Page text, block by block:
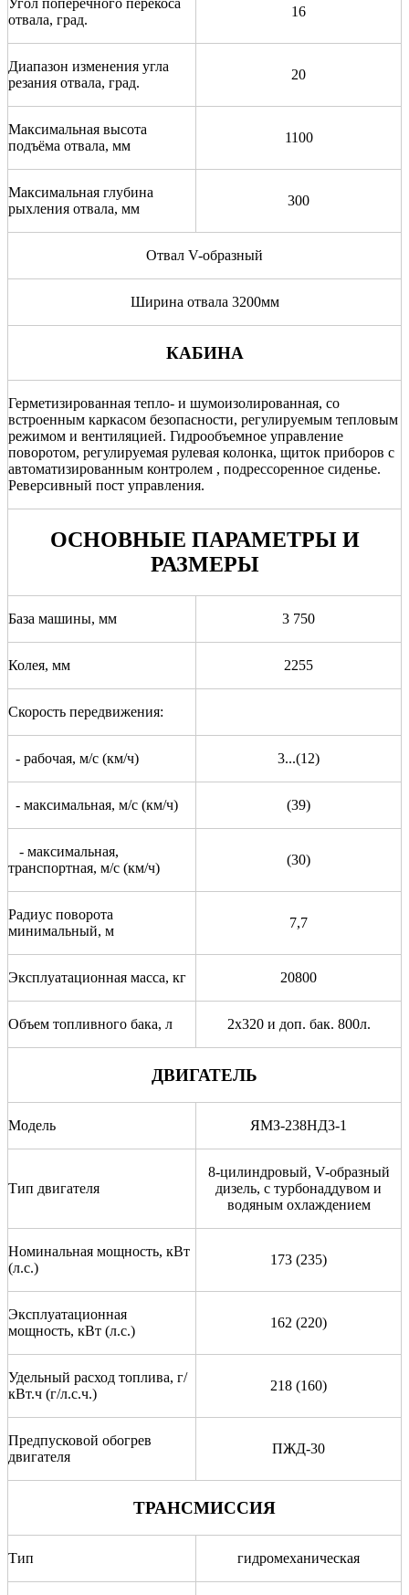
отвала, град.
16
Диапазон изменения угла
резания отвала, град.
20
Максимальная высота
подъёма отвала, мм
1100
Максимальная глубина
рыхления отвала, мм
300
Отвал V-образный
Ширина отвала 3200мм
КАБИНА
Герметизированная тепло- и шумоизолированная, со
встроенным каркасом безопасности, регулируемым тепловым
режимом и вентиляцией. Гидрообъемное управление
поворотом, регулируемая рулевая колонка, щиток приборов с
автоматизированным контролем , подрессоренное сиденье.
Реверсивный пост управления.
ОСНОВНЫЕ ПАРАМЕТРЫ И
РАЗМЕРЫ
База машины, мм 3 750
Колея, мм 2255
Скорость передвижения:
- рабочая, м/с (км/ч) 3...(12)
- максимальная, м/с (км/ч) (39)
- максимальная,
транспортная, м/с (км/ч)
(30)
Радиус поворота
минимальный, м
7,7
Эксплуатационная масса, кг 20800
Объем топливного бака, л 2х320 и доп. бак. 800л.
ДВИГАТЕЛЬ
Модель ЯМЗ-238НД3-1
Тип двигателя
8-цилиндровый, V-образный
дизель, с турбонаддувом и
водяным охлаждением
Номинальная мощность, кВт
(л.с.)
173 (235)
Эксплуатационная
мощность, кВт (л.с.)
162 (220)
Удельный расход топлива, г/
кВт.ч (г/л.с.ч.)
218 (160)
Предпусковой обогрев
двигателя
ПЖД-30
ТРАНСМИССИЯ
Тип гидромеханическая